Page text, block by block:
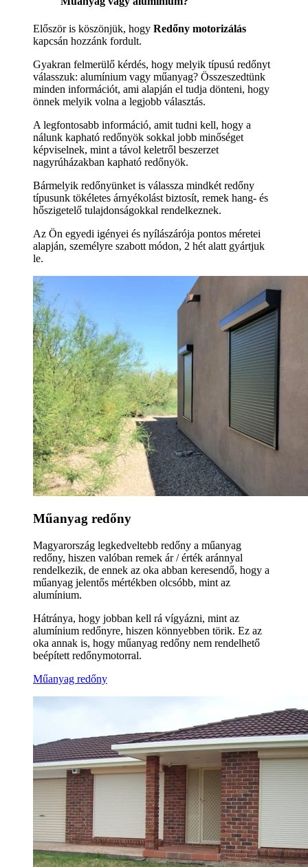
Először is köszönjük, hogy Redőny motorizálás
kapcsán hozzánk fordult.
Gyakran felmerülő kérdés, hogy melyik típusú redőnyt
válasszuk: alumínium vagy műanyag? Összeszedtünk
minden információt, ami alapján el tudja dönteni, hogy
önnek melyik volna a legjobb választás.
A legfontosabb információ, amit tudni kell, hogy a
nálunk kapható redőnyök sokkal jobb minőséget
képviselnek, mint a távol keletről beszerzet
nagyrúházakban kapható redőnyök.
Bármelyik redőnyünket is válassza mindkét redőny
típusunk tökéletes árnyékolást biztosít, remek hang- és
hőszigetelő tulajdonságokkal rendelkeznek.
Az Ön egyedi igényei és nyílászárója pontos méretei
alapján, személyre szabott módon, 2 hét alatt gyártjuk
le.
Műanyag redőny
Magyarország legkedveltebb redőny a műanyag
redőny, hiszen valóban remek ár / érték aránnyal
rendelkezik, de ennek az oka abban keresendő, hogy a
műanyag jelentős mértékben olcsóbb, mint az
alumínium.
Hátránya, hogy jobban kell rá vígyázni, mint az
alumínium redőnyre, hiszen könnyebben törik. Ez az
oka annak is, hogy műanyag redőny nem rendelhető
beépített redőnymotorral.
Műanyag redőny